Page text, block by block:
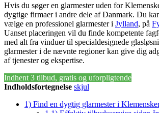
Hvis du søger en glarmester uden for
dygtige firmaer i andre dele af Danmark. Du
vælge en professionel glarmester i Jylland, på
Uanset placeringen vil du finde kompetente
med alt fra vinduer til specialdesignede
glarmester i de nævnte regioner kan give dig
af tjenester og ekspertise.
Indhent 3 tilbud, gratis og uforpligtende
Indholdsfortegnelse skjul
1) Find en dygtig glarmester i